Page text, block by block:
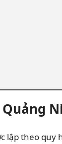
theo